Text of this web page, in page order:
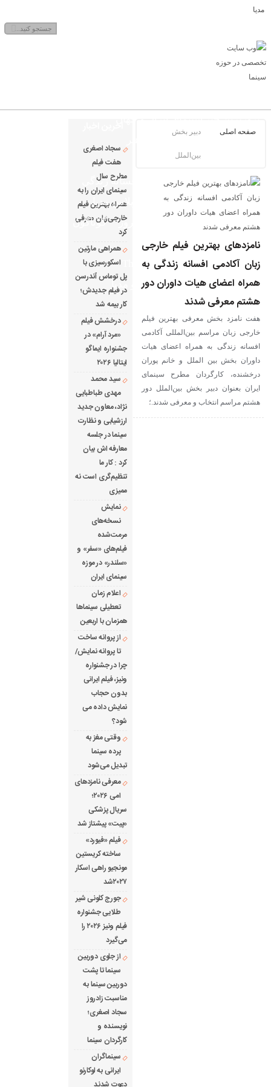
مدیا
بروزترین خبر حوزه فرهنگ و هنر
تلویزیون افسانه زندگی مدیا
بروزترین خبر مراسم آکادمی افسانه زندگی
صفحه اختصاصی نوروسینما
پلاس مدیا
یادداشت سینمایی
یادداشت روز
گوناگون
عصر جدید
تلویزیون شهری
The latest news of world cinema
دانلود فیلم های خارجی
رادیو مدیا
درباره ما
رپرتاژ آگهی
صفحه اصلی دبیر بخش
بین‌الملل
نامزدهای بهترین فیلم خارجی
زبان آکادمی افسانه زندگی به
همراه اعضای هیات داوران دور
هشتم معرفی شدند
هفت نامزد بخش معرفی بهترین فیلم
خارجی زبان مراسم بین‌المللی آکادمی
افسانه زندگی به همراه اعضای هیات
داوران بخش بین الملل و خانم پوران
درخشنده، کارگردان مطرح سینمای
ایران بعنوان دبیر بخش بین‌الملل دور
هشتم مراسم انتخاب و معرفی شدند.؛
سجاد اصغری
هفت فیلم
مطرح سال
سینمای ایران را به
همراه بهترین فیلم
خارجی‌زبان معرفی
کرد
همراهی مارتین
اسکورسیزی با
پل توماس ٱندرسن
در فیلم جدیدش؛
کار بیمه شد
درخشش فیلم
«مرد آرام» در
جشنواره ایماگو
ایتالیا ۲۰۲۶
سید محمد
مهدی طباطبایی
نژاد، معاون جدید
ارزشیابی و نظارت
سینما در جلسه
معارفه اش بیان
کرد : کار ما
تنظیم‌گری است نه
ممیزی
نمایش
نسخه‌های
مرمت‌شده
فیلم‌های «سفر» و
«سلندر» در موزه
سینمای ایران
اعلام زمان
تعطیلی سینماها
همزمان با اربعین
از پروانه ساخت
تا پروانه نمایش/
چرا در جشنواره
ونیز، فیلم ایرانی
بدون حجاب
نمایش داده می
شود؟
وقتی مغز به
پرده سینما
تبدیل می‌شود
معرفی نامزدهای
امی ۲۰۲۶؛
سریال پزشکی
«پیت» پیشتاز شد
فیلم «فیورد»
ساخته کریستین
مونجیو راهی اسکار
۲۰۲۷شد
جورج کلونی شیر
طلایی جشنواره
فیلم ونیز ۲۰۲۶ را
می‌گیرد
از جلوی دوربین
سینما تا پشت
دوربین سینما به
مناسبت زادروز
سجاد اصغری؛
نویسنده و
کارگردان سینما
سینماگران
ایرانی به لوکارنو
دعوت شدند